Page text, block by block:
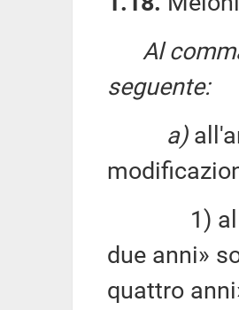
Al
seguente:
a)
1) al
due anni»
quattro